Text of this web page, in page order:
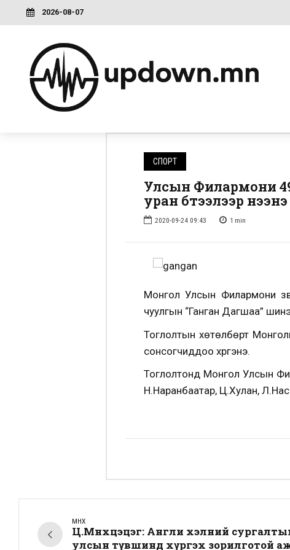
2026-08-07
СПОРТ
Улсын Филармони
уран бүтээлээр нээнэ
2020-09-24 09:43 1 min
Монгол Улсын Филармони
чуулгын “Ганган Дагшаа”
Тоглолтын хөтөлбөрт
сонсогчиддоо хүргэнэ.
Тоглолтонд Монгол Улсын
Н.Наранбаатар, Ц.Хулан,
ӨМНӨХ
Ц.Мөнхцэцэг: Англи хэлний
улсын түвшинд хүргэх зорилготой